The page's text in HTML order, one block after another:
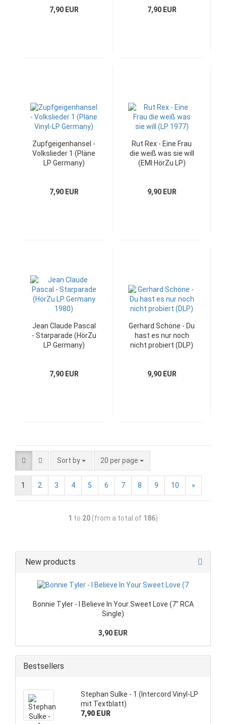
7,90 EUR 7,90 EUR
Zupfgeigenhansel -
Volkslieder 1 (Pläne
LP Germany)
7,90 EUR
Rut Rex - Eine Frau
die weiß was sie will
(EMI HörZu LP)
9,90 EUR
Jean Claude Pascal
- Starparade (HörZu
LP Germany)
7,90 EUR
Gerhard Schöne - Du
hast es nur noch
nicht probiert (DLP)
9,90 EUR
Sort by 20 per page
1 2 3 4 5 6 7 8 9 10 »
1 to 20 (from a total of 186)
New products
Bonnie Tyler - I Believe In Your Sweet Love (7" RCA
Single)
3,90 EUR
Bestsellers
Stephan Sulke - 1 (Intercord Vinyl-LP
mit Textblatt)
7,90 EUR